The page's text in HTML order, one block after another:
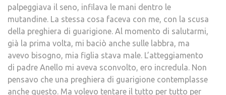
palpeggiava il seno, infilava le mani dentro le
mutandine. La stessa cosa faceva con me, con la scusa
della preghiera di guarigione. Al momento di salutarmi,
già la prima volta, mi baciò anche sulle labbra, ma
avevo bisogno, mia figlia stava male. L’atteggiamento
di padre Anello mi aveva sconvolto, ero incredula. Non
pensavo che una preghiera di guarigione contemplasse
anche questo. Ma volevo tentare il tutto per tutto per